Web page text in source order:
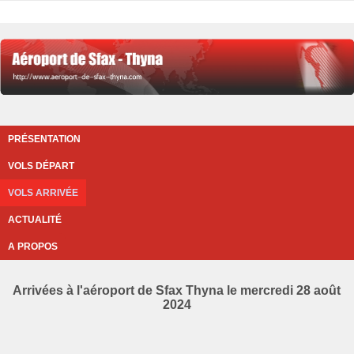
PRÉSENTATION
VOLS DÉPART
VOLS ARRIVÉE
ACTUALITÉ
A PROPOS
Arrivées à l'aéroport de Sfax Thyna le mercredi 28 août
2024